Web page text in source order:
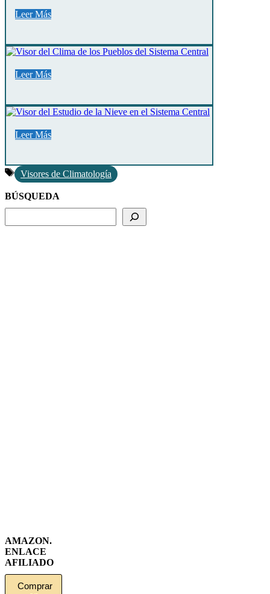
Leer Más
Leer Más
Leer Más
Etiquetas
Visores de Climatología
BÚSQUEDA
AMAZON.
ENLACE
AFILIADO
Comprar